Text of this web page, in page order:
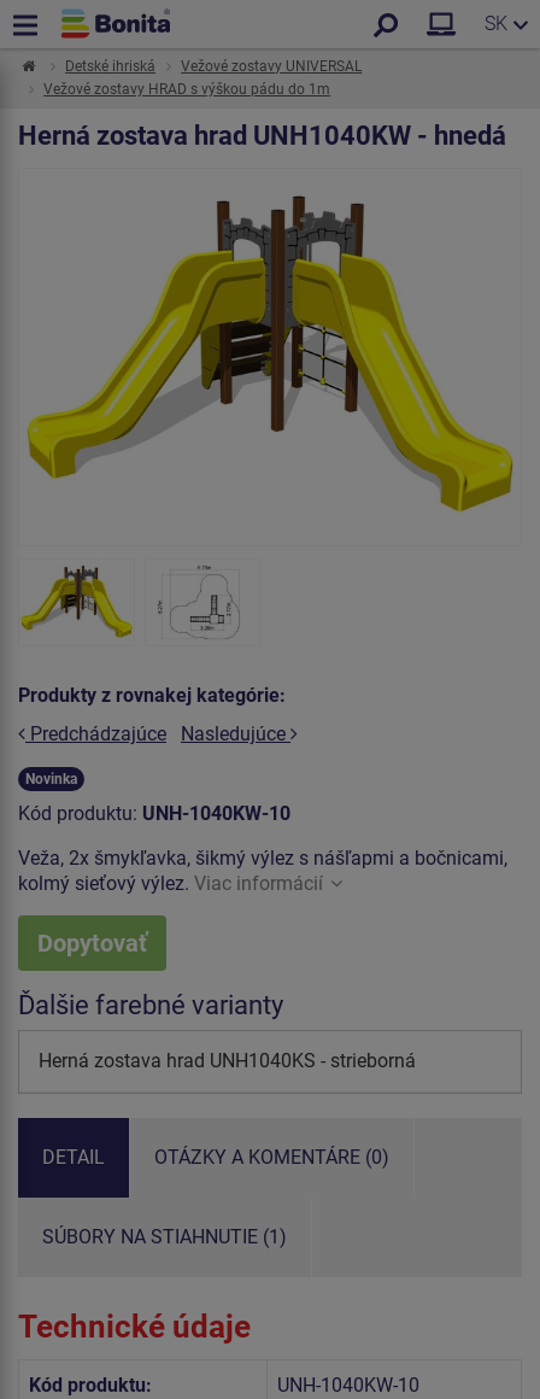
SK
Detské ihriská
Vežové zostavy UNIVERSAL
Vežové zostavy HRAD s výškou pádu do 1m
Herná zostava hrad UNH1040KW - hnedá
Produkty z rovnakej kategórie:
Predchádzajúce
Nasledujúce
Novinka
Kód produktu: UNH-1040KW-10
Veža, 2x šmykľavka, šikmý výlez s nášľapmi a bočnicami,
kolmý sieťový výlez. Viac informácií
Dopytovať
Ďalšie farebné varianty
Herná zostava hrad UNH1040KS - strieborná
DETAIL OTÁZKY A KOMENTÁRE (0)
SÚBORY NA STIAHNUTIE (1)
Technické údaje
Kód produktu: UNH-1040KW-10